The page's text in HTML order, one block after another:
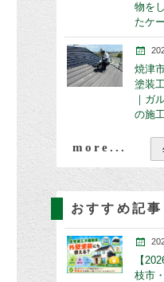
物を
たケ
焼津
塗装
｜ガ
の施
more...
おすすめ記事
【
枝市